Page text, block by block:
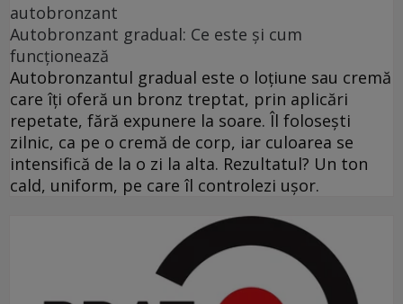
autobronzant
Autobronzant gradual: Ce este și cum
funcționează
Autobronzantul gradual este o loțiune sau cremă
care îți oferă un bronz treptat, prin aplicări
repetate, fără expunere la soare. Îl folosești
zilnic, ca pe o cremă de corp, iar culoarea se
intensifică de la o zi la alta. Rezultatul? Un ton
cald, uniform, pe care îl controlezi ușor.